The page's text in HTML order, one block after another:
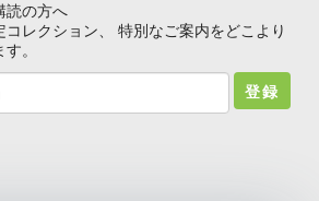
読の方へ
レクション、 特別なご案内をどこより
。
登録